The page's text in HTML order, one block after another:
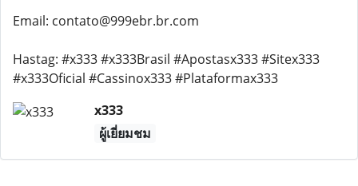
Email: contato@999ebr.br.com
Hastag: #x333 #x333Brasil #Apostasx333 #Sitex333
#x333Oficial #Cassinox333 #Plataformax333
x333
ผู้เยี่ยมชม